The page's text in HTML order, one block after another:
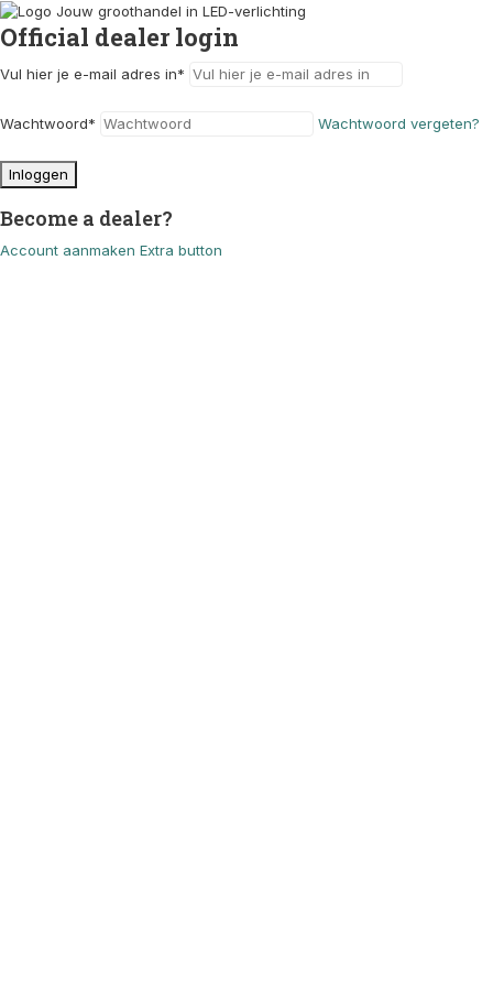
Official dealer login
Vul hier je e-mail adres in*
Wachtwoord* Wachtwoord vergeten?
Inloggen
Become a dealer?
Account aanmaken Extra button